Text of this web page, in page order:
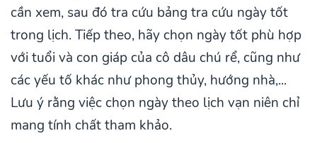
cần xem, sau đó tra cứu bảng tra cứu ngày tốt
trong lịch. Tiếp theo, hãy chọn ngày tốt phù hợp
với tuổi và con giáp của cô dâu chú rể, cũng như
các yếu tố khác như phong thủy, hướng nhà,...
Lưu ý rằng việc chọn ngày theo lịch vạn niên chỉ
mang tính chất tham khảo.